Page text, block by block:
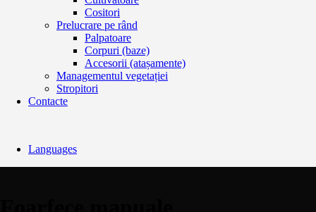
Cositori
Prelucrare pe rând
Palpatoare
Corpuri (baze)
Accesorii (atașamente)
Managementul vegetației
Stropitori
Contacte
Languages